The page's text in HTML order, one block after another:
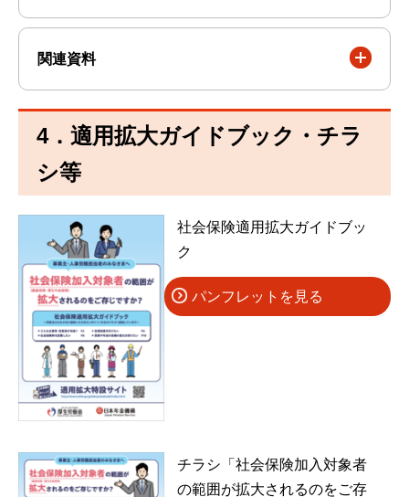
関連資料
4．適用拡大ガイドブック・チラ
シ等
社会保険適用拡大ガイドブッ
ク
パンフレットを見る
チラシ「社会保険加入対象者
の範囲が拡大されるのをご存